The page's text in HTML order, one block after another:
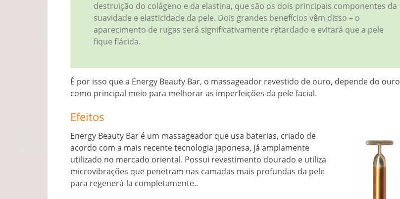
destruição do colágeno e da elastina, que são os dois principais componentes da
suavidade e elasticidade da pele. Dois grandes benefícios vêm disso – o
aparecimento de rugas será significativamente retardado e evitará que a pele
fique flácida.
É por isso que a Energy Beauty Bar, o massageador revestido de ouro, depende do ouro
como principal meio para melhorar as imperfeições da pele facial.
Efeitos
Energy Beauty Bar é um massageador que usa baterias, criado de
acordo com a mais recente tecnologia japonesa, já amplamente
utilizado no mercado oriental. Possui revestimento dourado e utiliza
microvibrações que penetram nas camadas mais profundas da pele
para regenerá-la completamente..